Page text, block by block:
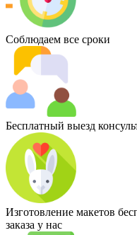
Соблюдаем все сроки
Бесплатный выезд
Изготовление макетов
заказа у нас